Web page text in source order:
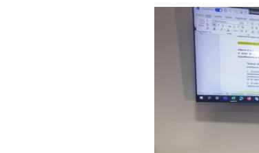
Join our
of the
To subscribe, simply
the subscribe button